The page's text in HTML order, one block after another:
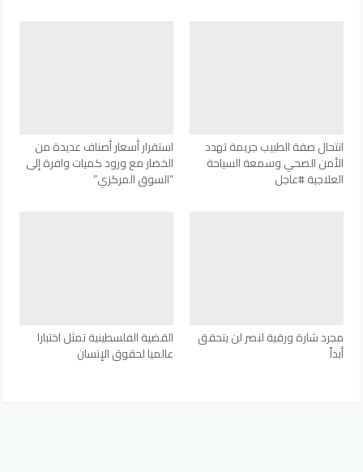
انتحال صفة الطبيب جريمة تهدد
الأمن الصحي وسمعة السياحة
العلاجية #عاجل
استقرار أسعار أصناف عديدة من
الخضار مع ورود كميات وافرة إلى
“السوق المركزي”
مجرد شارة ورقية لنصر لن يتحقق
أبداً
القضية الفلسطينية تمثل اختبارا
عالميا لحقوق الإنسان